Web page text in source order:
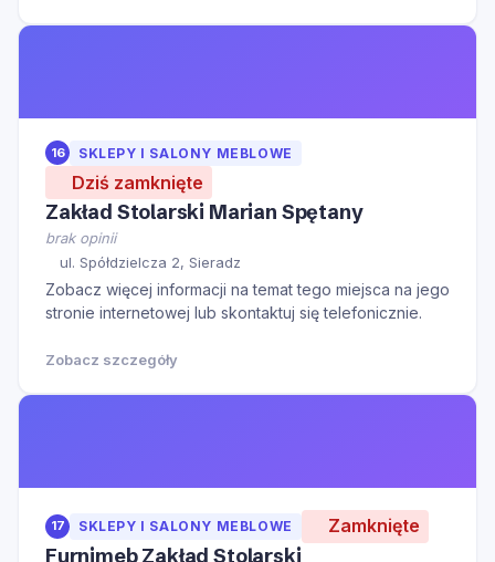
16 SKLEPY I SALONY MEBLOWE
Dziś zamknięte
Zakład Stolarski Marian Spętany
brak opinii
ul. Spółdzielcza 2, Sieradz
Zobacz więcej informacji na temat tego miejsca na jego
stronie internetowej lub skontaktuj się telefonicznie.
Zobacz szczegóły
17 SKLEPY I SALONY MEBLOWE Zamknięte
Furnimeb Zakład Stolarski